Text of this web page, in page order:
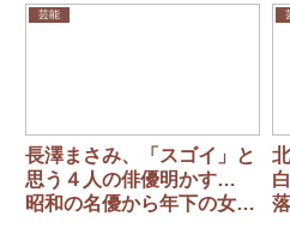
芸能
長澤まさみ、「スゴイ」と
思う４人の俳優明かす…
昭和の名優から年下の女優